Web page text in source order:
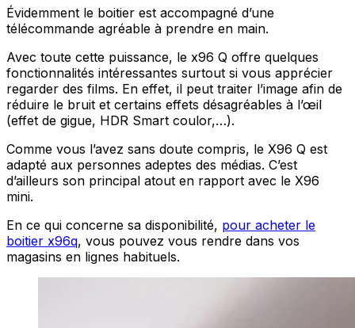
Évidemment le boitier est accompagné d’une
télécommande agréable à prendre en main.
Avec toute cette puissance, le x96 Q offre quelques
fonctionnalités intéressantes surtout si vous apprécier
regarder des films. En effet, il peut traiter l’image afin de
réduire le bruit et certains effets désagréables à l’œil
(effet de gigue, HDR Smart coulor,…).
Comme vous l’avez sans doute compris, le X96 Q est
adapté aux personnes adeptes des médias. C’est
d’ailleurs son principal atout en rapport avec le X96
mini.
En ce qui concerne sa disponibilité, pour acheter le
boitier x96q, vous pouvez vous rendre dans vos
magasins en lignes habituels.